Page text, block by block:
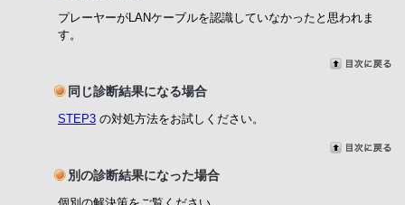
プレーヤーがLANケーブルを認識していなかったと思われま
す。
同じ診断結果になる場合
STEP3 の対処方法をお試しください。
別の診断結果になった場合